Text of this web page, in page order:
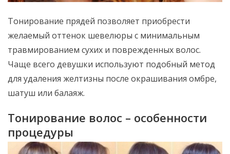
Тонирование прядей позволяет приобрести
желаемый оттенок шевелюры с минимальным
травмированием сухих и поврежденных волос.
Чаще всего девушки используют подобный метод
для удаления желтизны после окрашивания омбре,
шатуш или балаяж.
Тонирование волос – особенности
процедуры